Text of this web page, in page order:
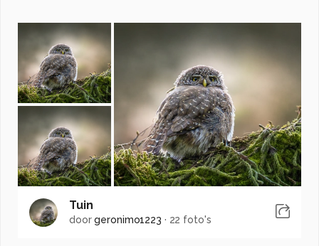
Tuin
doorgeronimo1223 · 22 foto's